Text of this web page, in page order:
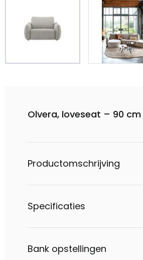
Olvera, loveseat – 90 cm
Productomschrijving
Specificaties
Bank opstellingen